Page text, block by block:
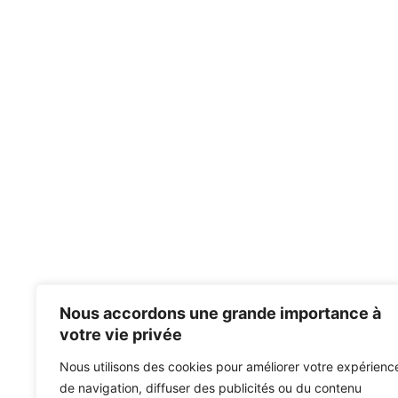
Nous accordons une grande importance à
votre vie privée
Nous utilisons des cookies pour améliorer votre
de navigation, diffuser des publicités ou du contenu